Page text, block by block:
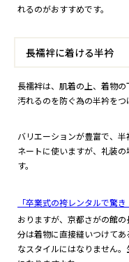
れるのがおすすめです。
長襦袢に着ける半衿
長襦袢は、肌着の上、着物
汚れるのを防ぐ為の半衿をつ
バリエーションが豊富で、
ネートに使いますが、礼装
す。
「卒業式の袴レンタルで驚
おりますが、京都さがの館
分は着物に直接縫いつけて
なスタイルにはなりません